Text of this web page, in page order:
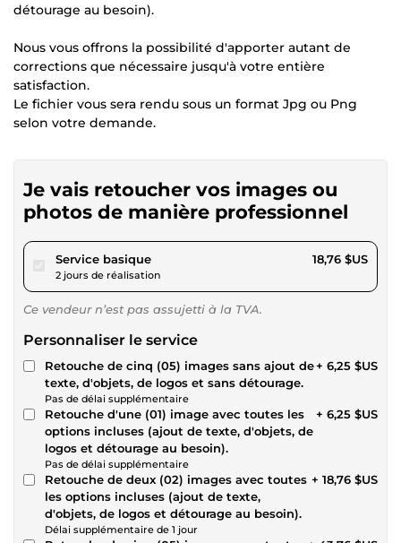
détourage au besoin).
Nous vous offrons la possibilité d'apporter autant de
corrections que nécessaire jusqu'à votre entière
satisfaction.
Le fichier vous sera rendu sous un format Jpg ou Png
selon votre demande.
Je vais retoucher vos images ou
photos de manière professionnel
Service basiquepour 17,29 $US
2 jours de réalisation
18,76 $US
Ce vendeur n’est pas assujetti à la TVA.
Personnaliser le service
Retouche de cinq (05) images sans ajout de
texte, d'objets, de logos et sans détourage.
Pas de délai supplémentaire
+ 6,25 $US
Retouche d'une (01) image avec toutes les
options incluses (ajout de texte, d'objets, de
logos et détourage au besoin).
Pas de délai supplémentaire
+ 6,25 $US
Retouche de deux (02) images avec toutes
les options incluses (ajout de texte,
d'objets, de logos et détourage au besoin).
Délai supplémentaire de 1 jour
+ 18,76 $US